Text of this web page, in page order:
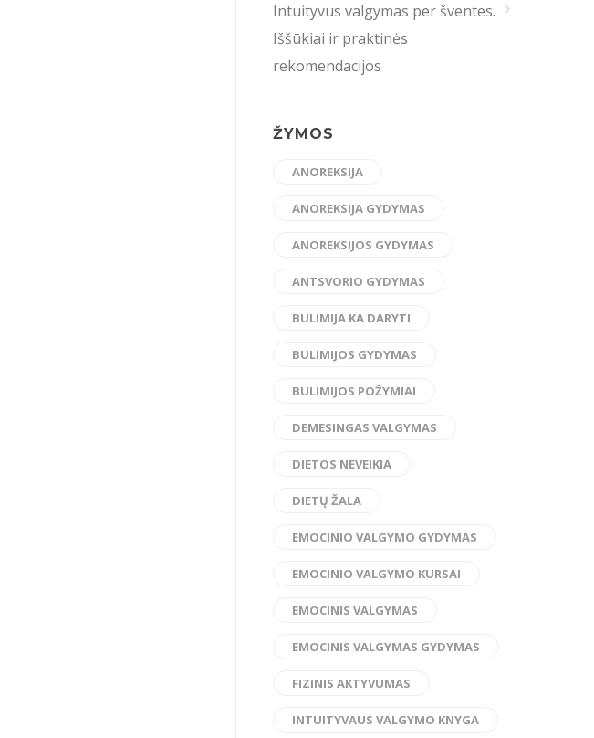
Intuityvus valgymas per šventes.
Iššūkiai ir praktinės
rekomendacijos
ŽYMOS
ANOREKSIJA
ANOREKSIJA GYDYMAS
ANOREKSIJOS GYDYMAS
ANTSVORIO GYDYMAS
BULIMIJA KA DARYTI
BULIMIJOS GYDYMAS
BULIMIJOS POŽYMIAI
DEMESINGAS VALGYMAS
DIETOS NEVEIKIA
DIETŲ ŽALA
EMOCINIO VALGYMO GYDYMAS
EMOCINIO VALGYMO KURSAI
EMOCINIS VALGYMAS
EMOCINIS VALGYMAS GYDYMAS
FIZINIS AKTYVUMAS
INTUITYVAUS VALGYMO KNYGA